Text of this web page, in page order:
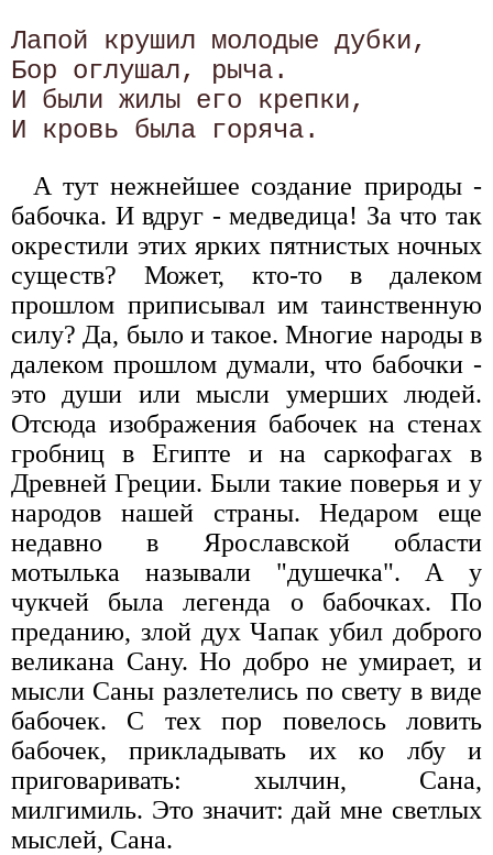
Лапой крушил молодые дубки,
Бор оглушал, рыча.
И были жилы его крепки,
А тут нежнейшее создание природы -
бабочка. И вдруг - медведица! За что так
окрестили этих ярких пятнистых ночных
существ? Может, кто-то в далеком
прошлом приписывал им таинственную
силу? Да, было и такое. Многие народы в
далеком прошлом думали, что бабочки -
это души или мысли умерших людей.
Отсюда изображения бабочек на стенах
гробниц в Египте и на саркофагах в
Древней Греции. Были такие поверья и у
народов нашей страны. Недаром еще
недавно в Ярославской области
мотылька называли "душечка". А у
чукчей была легенда о бабочках. По
преданию, злой дух Чапак убил доброго
великана Сану. Но добро не умирает, и
мысли Саны разлетелись по свету в виде
бабочек. С тех пор повелось ловить
бабочек, прикладывать их ко лбу и
приговаривать: хылчин, Сана,
милгимиль. Это значит: дай мне светлых
мыслей, Сана.